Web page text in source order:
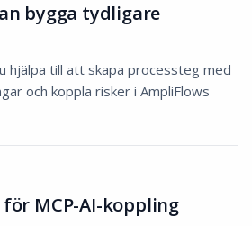
bygga tydligare
hjälpa till att skapa processteg med
och koppla risker i AmpliFlows
MCP-AI-koppling